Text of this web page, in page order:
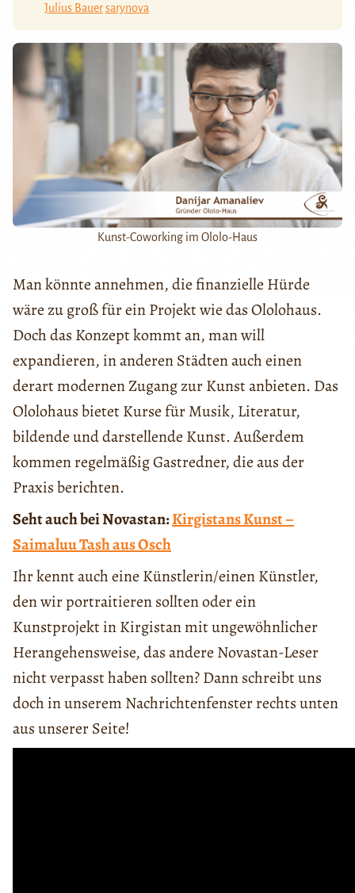
Julius Bauersarynova
Kunst-Coworking im Ololo-Haus
Man könnte annehmen, die finanzielle Hürde
wäre zu groß für ein Projekt wie das Ololohaus.
Doch das Konzept kommt an, man will
expandieren, in anderen Städten auch einen
derart modernen Zugang zur Kunst anbieten. Das
Ololohaus bietet Kurse für Musik, Literatur,
bildende und darstellende Kunst. Außerdem
kommen regelmäßig Gastredner, die aus der
Praxis berichten.
Seht auch bei Novastan:Kirgistans Kunst –
Saimaluu Tash aus Osch
Ihr kennt auch eine Künstlerin/einen Künstler,
den wir portraitieren sollten oder ein
Kunstprojekt in Kirgistan mit ungewöhnlicher
Herangehensweise, das andere Novastan-Leser
nicht verpasst haben sollten? Dann schreibt uns
doch in unserem Nachrichtenfenster rechts unten
aus unserer Seite!